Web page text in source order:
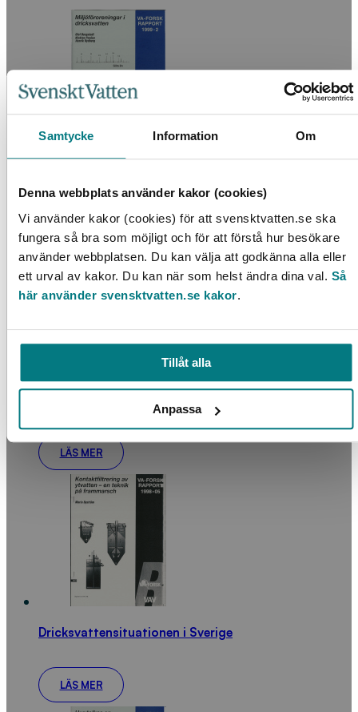
Samtycke Information Om
Denna webbplats använder kakor (cookies)
Vi använder kakor (cookies) för att svensktvatten.se ska
fungera så bra som möjligt och för att förstå hur besökare
använder webbplatsen. Du kan välja att godkänna alla eller
ett urval av kakor. Du kan när som helst ändra dina val. Så
här använder svensktvatten.se kakor.
Tillåt alla
Anpassa
LÄS MER
handelsgödsel samt aska
LÄS MER
Dricksvattensituationen i Sverige
LÄS MER